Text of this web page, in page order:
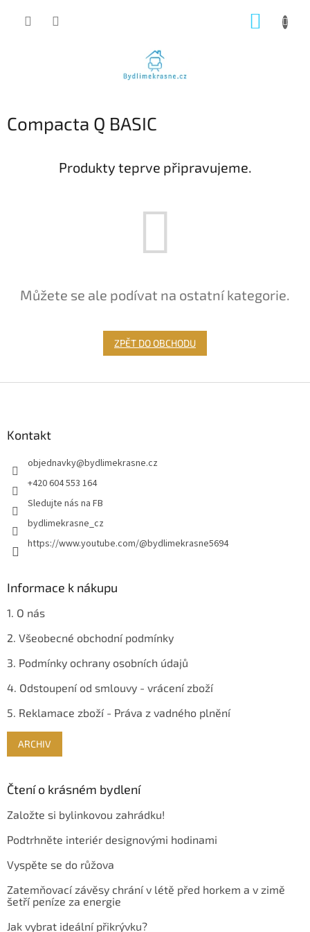
Compacta Q BASIC
Produkty teprve připravujeme.
Můžete se ale podívat na ostatní kategorie.
ZPĚT DO OBCHODU
Kontakt
objednavky@bydlimekrasne.cz
+420 604 553 164
Sledujte nás na FB
bydlimekrasne_cz
https://www.youtube.com/@bydlimekrasne5694
Informace k nákupu
1. O nás
2. Všeobecné obchodní podmínky
3. Podmínky ochrany osobních údajů
4. Odstoupení od smlouvy - vrácení zboží
5. Reklamace zboží - Práva z vadného plnění
ARCHIV
Čtení o krásném bydlení
Založte si bylinkovou zahrádku!
Podtrhněte interiér designovými hodinami
Vyspěte se do růžova
Zatemňovací závěsy chrání v létě před horkem a v zimě
šetří peníze za energie
Jak vybrat ideální přikrývku?